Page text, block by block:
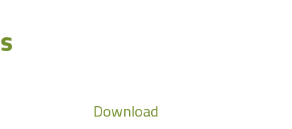
Download